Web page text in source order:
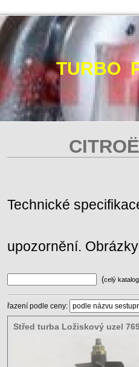
TURBO
Technické
upozornění.
(celý katalog
řazení podle ceny:
Střed turba Ložiskový uzel
5006S 769674-5004S